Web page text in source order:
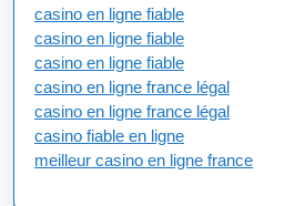
casino en ligne fiable
casino en ligne fiable
casino en ligne fiable
casino en ligne france légal
casino en ligne france légal
casino fiable en ligne
meilleur casino en ligne france